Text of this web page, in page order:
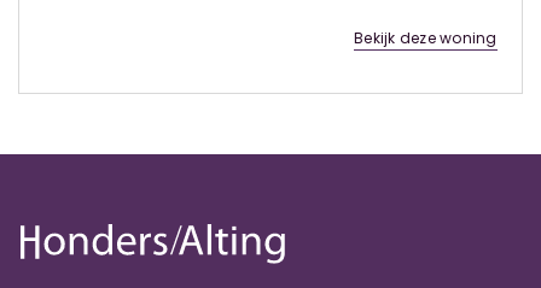
Bekijk deze woning